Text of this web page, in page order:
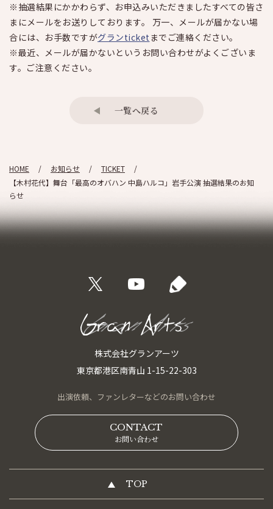
※抽選結果にかかわらず、お申込みいただきましたすべての皆さ
まにメールをお送りしております。 万一、メールが届かない場
合には、お手数ですがグランticket までご連絡ください。
※最近、メールが届かないというお問い合わせがよくございま
す。ご注意ください。
一覧へ戻る
HOME お知らせ
TICKET
【木村花代】舞台「最高のオバハン 中島ハルコ」岩手公演 抽選結果のお知
らせ
株式会社グランアーツ
東京都港区南青山 1-15-22-303
出演依頼、 ファンレターなどのお問い合わせ
CONTACT
お問い合わせ
TOP